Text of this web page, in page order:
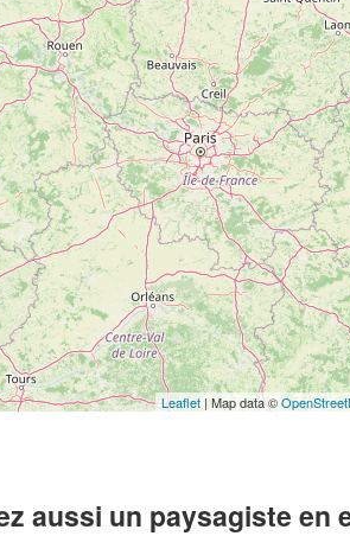
Leaflet | Map data ©
aussi un paysagiste